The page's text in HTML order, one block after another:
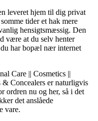
leveret hjem til dig privat
tider et hak mere
hensigtsmæssig. Den
være at du selv henter
du har bopæl nær internet
Care || Cosmetics ||
& Concealers er naturligvis
ordren nu og her, så i det
det anslåede
vare.